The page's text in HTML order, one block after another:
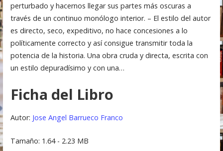
perturbado y hacernos llegar sus partes más oscuras a
través de un continuo monólogo interior. – El estilo del autor
es directo, seco, expeditivo, no hace concesiones a lo
políticamente correcto y así consigue transmitir toda la
potencia de la historia. Una obra cruda y directa, escrita con
un estilo depuradísimo y con una…
Ficha del Libro
Autor: Jose Angel Barrueco Franco
Tamaño: 1.64 - 2.23 MB